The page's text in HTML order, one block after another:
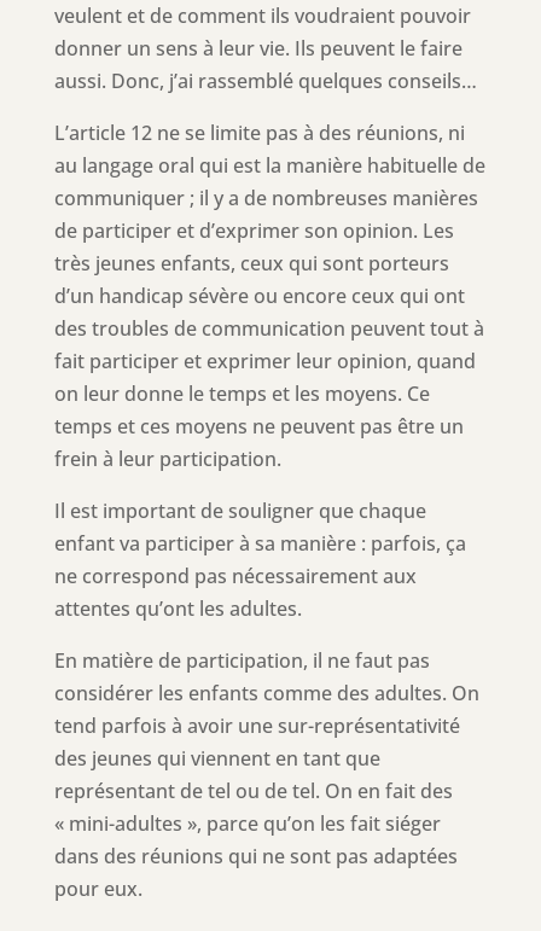
veulent et de comment ils voudraient pouvoir
donner un sens à leur vie. Ils peuvent le faire
aussi. Donc, j’ai rassemblé quelques conseils…
L’article 12 ne se limite pas à des réunions, ni
au langage oral qui est la manière habituelle de
communiquer ; il y a de nombreuses manières
de participer et d’exprimer son opinion. Les
très jeunes enfants, ceux qui sont porteurs
d’un handicap sévère ou encore ceux qui ont
des troubles de communication peuvent tout à
fait participer et exprimer leur opinion, quand
on leur donne le temps et les moyens. Ce
temps et ces moyens ne peuvent pas être un
frein à leur participation.
Il est important de souligner que chaque
enfant va participer à sa manière : parfois, ça
ne correspond pas nécessairement aux
attentes qu’ont les adultes.
En matière de participation, il ne faut pas
considérer les enfants comme des adultes. On
tend parfois à avoir une sur-représentativité
des jeunes qui viennent en tant que
représentant de tel ou de tel. On en fait des
« mini-adultes », parce qu’on les fait siéger
dans des réunions qui ne sont pas adaptées
pour eux.